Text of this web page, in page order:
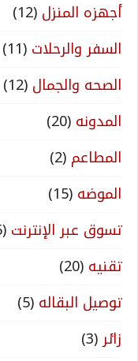
أجهزه المنزل (12)
السفر والرحلات (11)
الصحه والجمال (12)
المدونه (20)
المطاعم (2)
الموضه (15)
تسوق عبر الإنترنت (6)
تقنيه (20)
توصيل البقاله (5)
زائر(3)